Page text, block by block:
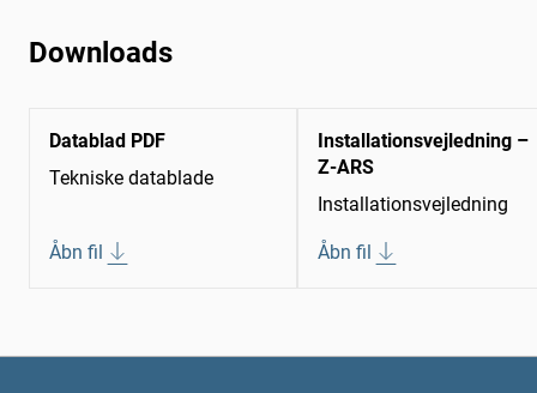
Downloads
Datablad PDF
Tekniske datablade
Åbn fil
Installationsvejledning –
Z-ARS
Installationsvejledning
Åbn fil